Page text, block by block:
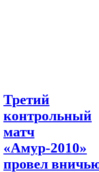
Третий
контрольный
матч
«Амур-2010»
провел